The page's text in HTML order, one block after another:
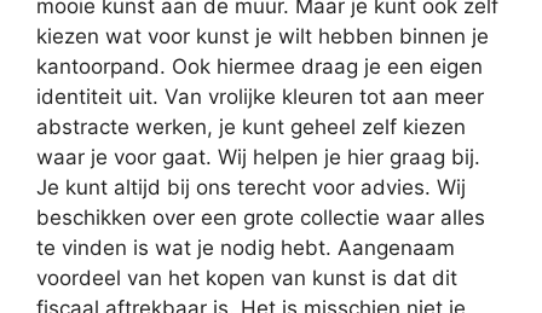
mooie kunst aan de muur. Maar je kunt ook zelf
kiezen wat voor kunst je wilt hebben binnen je
kantoorpand. Ook hiermee draag je een eigen
identiteit uit. Van vrolijke kleuren tot aan meer
abstracte werken, je kunt geheel zelf kiezen
waar je voor gaat. Wij helpen je hier graag bij.
Je kunt altijd bij ons terecht voor advies. Wij
beschikken over een grote collectie waar alles
te vinden is wat je nodig hebt. Aangenaam
voordeel van het kopen van kunst is dat dit